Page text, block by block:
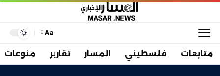
Aa
متابعات فلسطيني المسار تقارير منوعات